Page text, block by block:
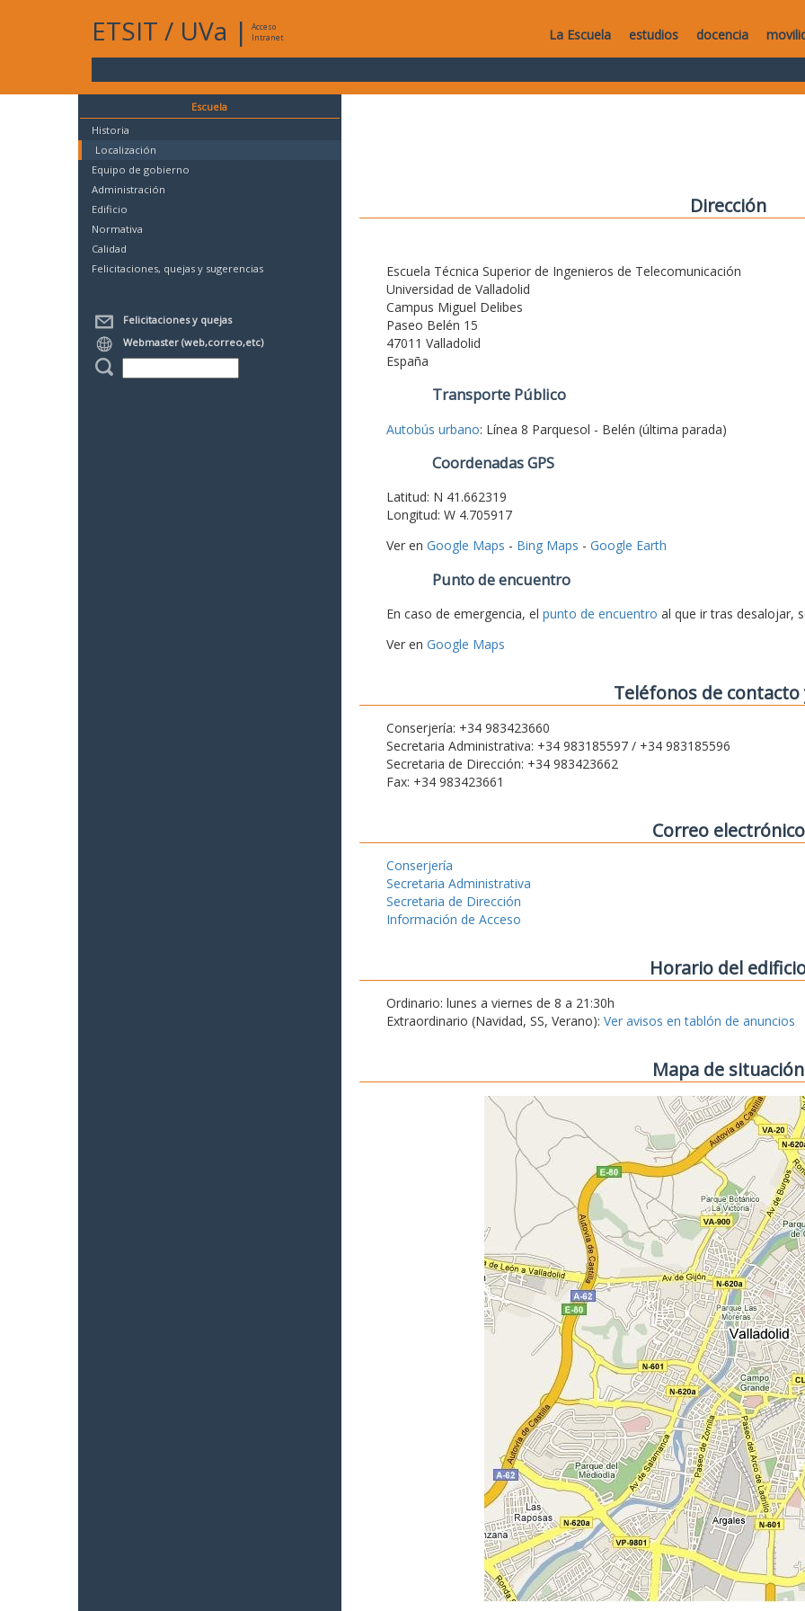
ETSIT / UVa |
Acceso
Intranet
La Escuela estudios docencia
Escuela
Historia
Localización
Equipo de gobierno
Administración
Edificio
Normativa
Calidad
Felicitaciones, quejas y sugerencias
Felicitaciones y quejas
Webmaster (web,correo,etc)
Dirección
Escuela Técnica Superior de Ingenieros de Telecomunicación
Universidad de Valladolid
Campus Miguel Delibes
Paseo Belén 15
47011 Valladolid
España
Transporte Público
Autobús urbano: Línea 8 Parquesol - Belén (última parada)
Coordenadas GPS
Latitud: N 41.662319
Longitud: W 4.705917
Ver en Google Maps - Bing Maps - Google Earth
Punto de encuentro
En caso de emergencia, el punto de encuentro al que ir tras desalojar,
Ver en Google Maps
Teléfonos de contacto
Conserjería: +34 983423660
Secretaria Administrativa: +34 983185597 / +34 983185596
Secretaria de Dirección: +34 983423662
Fax: +34 983423661
Correo electrónico
Conserjería
Secretaria Administrativa
Secretaria de Dirección
Información de Acceso
Horario del
Ordinario: lunes a viernes de 8 a 21:30h
Extraordinario (Navidad, SS, Verano): Ver avisos en tablón de anuncios
Mapa de situación